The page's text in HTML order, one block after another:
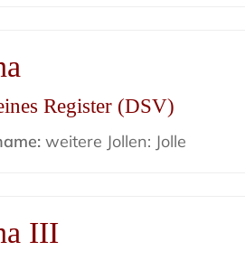
Register (DSV)
weitere Jollen: Jolle
III